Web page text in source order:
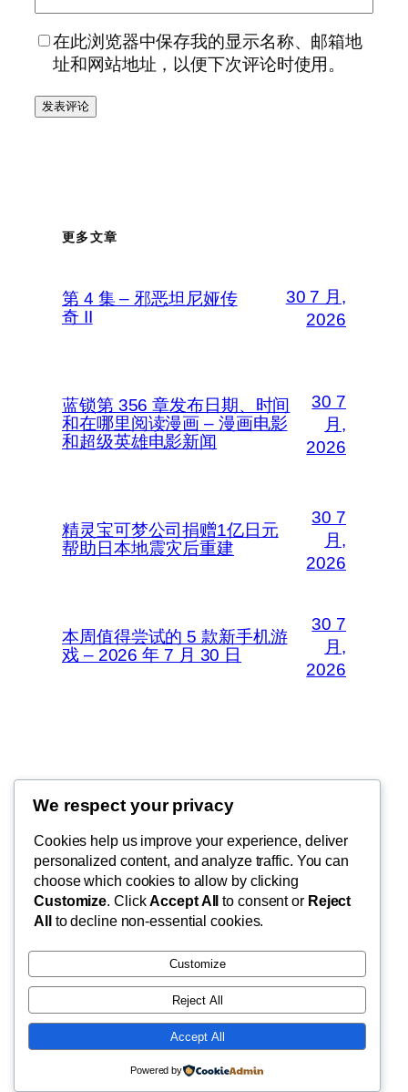
在此浏览器中保存我的显示名称、邮箱地
址和网站地址，以便下次评论时使用。
更多文章
第 4 集 – 邪恶坦尼娅传
奇 II
30 7 月,
2026
蓝锁第 356 章发布日期、时间
和在哪里阅读漫画 – 漫画电影
和超级英雄电影新闻
30 7
月,
2026
精灵宝可梦公司捐赠1亿日元
帮助日本地震灾后重建
30 7
月,
2026
本周值得尝试的 5 款新手机游
戏 – 2026 年 7 月 30 日
30 7
月,
2026
Thunder Feeds
你最喜欢的电子游戏和攻略杂志
博客
关于
常见问题
作者
事件
商店
样板
主题
二〇二五 以WordPress设计
We respect your privacy
Cookies help us improve your experience, deliver
personalized content, and analyze traffic. You can
choose which cookies to allow by clicking
Customize. ClickAccept All to consent or Reject
All
to decline non-essential cookies.
Customize
Reject All
Accept All
Powered by